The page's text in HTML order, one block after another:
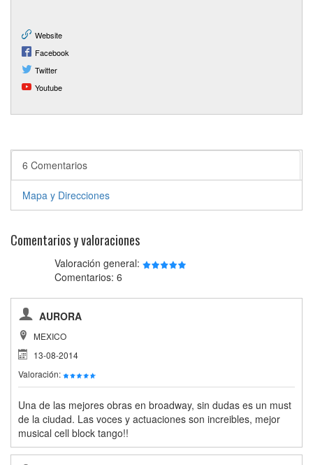
Website
Facebook
Twitter
Youtube
6 Comentarios
Mapa y Direcciones
Comentarios y valoraciones
Valoración general:
Comentarios: 6
AURORA
MEXICO
13-08-2014
Valoración:
Una de las mejores obras en broadway, sin dudas es un must
de la ciudad. Las voces y actuaciones son increibles, mejor
musical cell block tango!!